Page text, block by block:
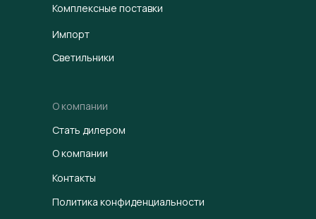
Комплексные поставки
Импорт
Светильники
О компании
Стать дилером
О компании
Политика конфиденциальности
Контакты